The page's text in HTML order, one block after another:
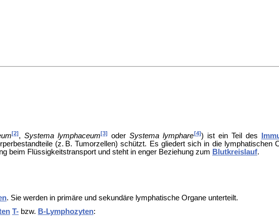
[2],Systema lymphaceum[3] oderSystema lymphare [4]) ist ein Teil des
(z. B.Tumorzellen) schützt. Es gliedert sich in die lymphatischen
beim Flüssigkeitstransport und steht in enger Beziehung zum Blutkreislauf.
. Sie werden in primäre und sekundäre lymphatische Organe unterteilt.
T-bzw. B-Lymphozyten: